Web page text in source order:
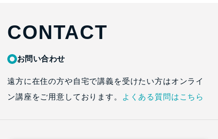
CONTACT
お問い合わせ
遠方に在住の方や自宅で講義を受けたい方はオンライ
ン講座をご用意しております。
よくある質問はこちら